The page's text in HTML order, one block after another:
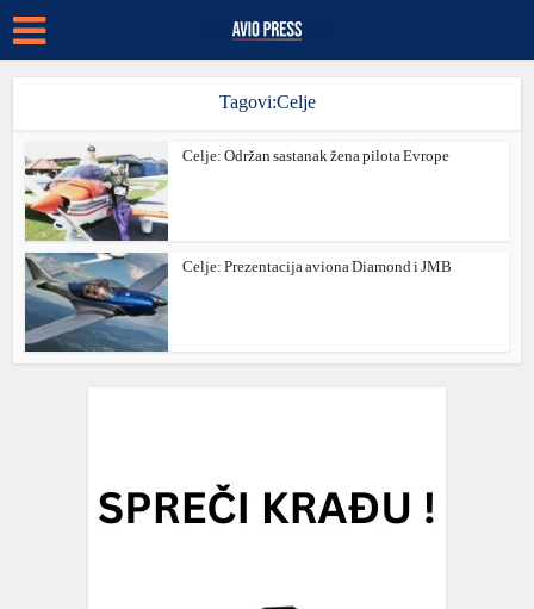
Tagovi:Celje
Celje: Održan sastanak žena pilota Evrope
Celje: Prezentacija aviona Diamond i JMB